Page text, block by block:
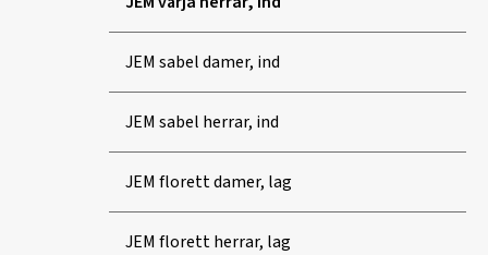
JEM sabel damer, ind
JEM sabel herrar, ind
JEM florett damer, lag
JEM florett herrar, lag